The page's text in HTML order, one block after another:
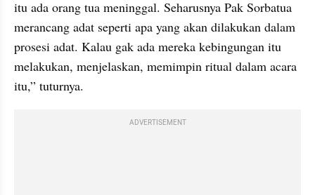
itu ada orang tua meninggal. Seharusnya Pak Sorbatua
merancang adat seperti apa yang akan dilakukan dalam
prosesi adat. Kalau gak ada mereka kebingungan itu
melakukan, menjelaskan, memimpin ritual dalam acara
itu,” tuturnya.
ADVERTISEMENT